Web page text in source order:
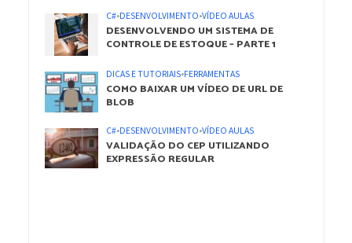
C#•DESENVOLVIMENTO•VÍDEO AULAS
DESENVOLVENDO UM SISTEMA DE
CONTROLE DE ESTOQUE – PARTE 1
DICAS E TUTORIAIS•FERRAMENTAS
COMO BAIXAR UM VÍDEO DE URL DE
BLOB
C#•DESENVOLVIMENTO•VÍDEO AULAS
VALIDAÇÃO DO CEP UTILIZANDO
EXPRESSÃO REGULAR